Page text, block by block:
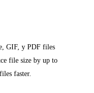
GIF, y PDF files
file size by up to
faster.